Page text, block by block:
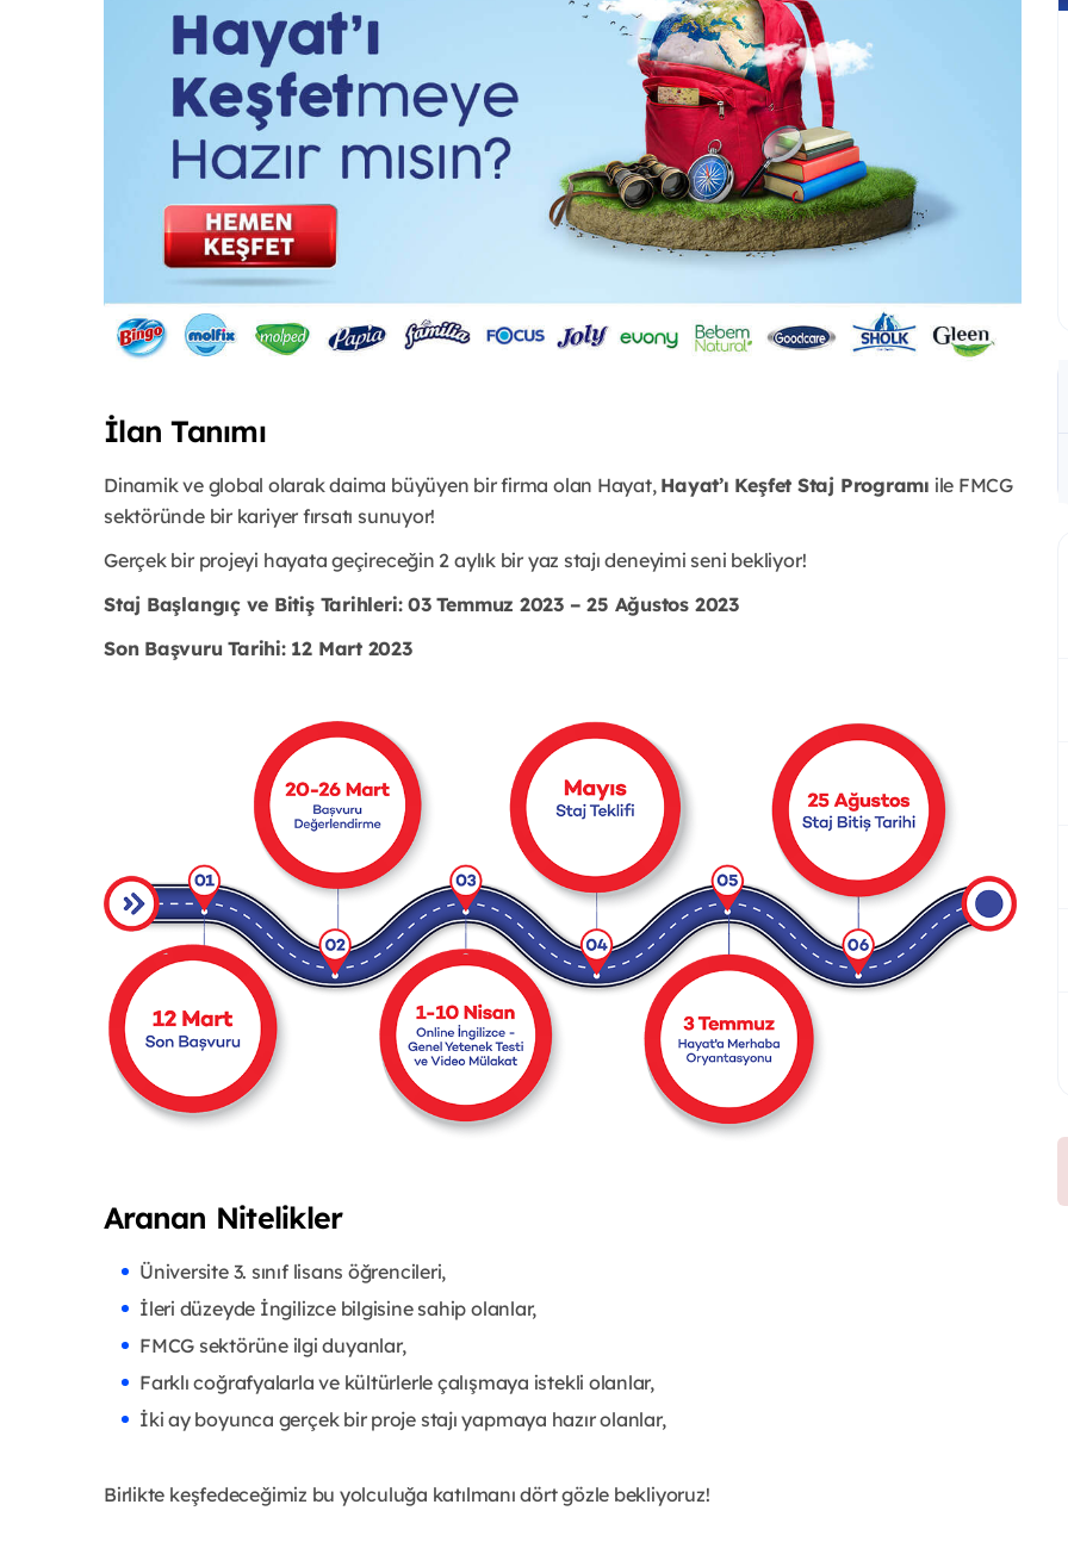
İlan Tanımı
Dinamik ve global olarak daima büyüyen bir firma olan Hayat, Hayat’ı Keşfet Staj Programı ile FMCG
sektöründe bir kariyer fırsatı sunuyor!
Gerçek bir projeyi hayata geçireceğin 2 aylık bir yaz stajı deneyimi seni bekliyor!
Staj Başlangıç ve Bitiş Tarihleri: 03 Temmuz 2023 – 25 Ağustos 2023
Son Başvuru Tarihi: 12 Mart 2023
Aranan Nitelikler
Üniversite 3. sınıf lisans öğrencileri,
İleri düzeyde İngilizce bilgisine sahip olanlar,
FMCG sektörüne ilgi duyanlar,
Farklı coğrafyalarla ve kültürlerle çalışmaya istekli olanlar,
İki ay boyunca gerçek bir proje stajı yapmaya hazır olanlar,
Birlikte keşfedeceğimiz bu yolculuğa katılmanı dört gözle bekliyoruz!